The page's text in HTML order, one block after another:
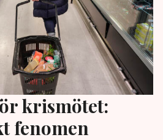
krismötet:
fenomen